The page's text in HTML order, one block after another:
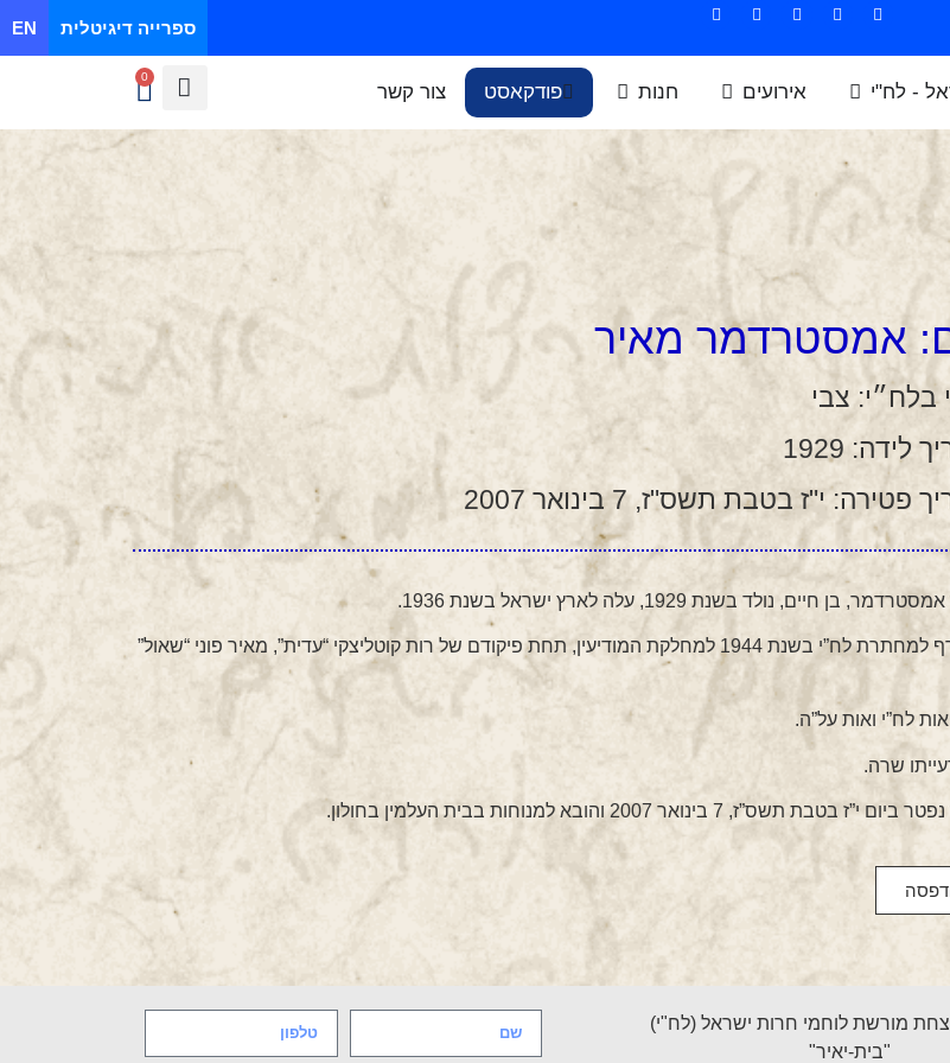
EN ספרייה דיגיטלית
- לח"י אירועים חנות פודקאסט צור קשר
0
אמסטרדמר מאיר
בלח״י: צבי
לידה: 1929
פטירה:י"ז בטבת תשס"ז, 7 בינואר 2007
בן חיים, נולד בשנת 1929, עלה לארץ ישראל בשנת 1936.
הצטרף למחתרת לח”י בשנת 1944 למחלקת המודיעין, תחת פיקודם של רות קוטליצקי “עדית”, מאיר פוני “שאול”
לח”י ואות על”ה.
שרה.
י”ז בטבת תשס”ז, 7 בינואר 2007 והובא למנוחות בבית העלמין בחולון.
מורשת לוחמי חרות ישראל (לח"י)
"בית-יאיר"